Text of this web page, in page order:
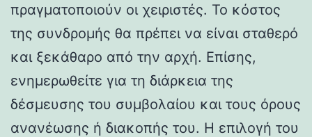
πραγματοποιούν οι χειριστές. Το κόστος
της συνδρομής θα πρέπει να είναι σταθερό
και ξεκάθαρο από την αρχή. Επίσης,
ενημερωθείτε για τη διάρκεια της
δέσμευσης του συμβολαίου και τους όρους
ανανέωσης ή διακοπής του. Η επιλογή του